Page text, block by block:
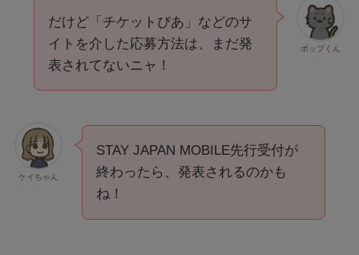
ポップくん
だけど「チケットぴあ」などのサ
イトを介した応募方法は、まだ発
表されてないニャ！
ケイちゃん
STAY JAPAN MOBILE先行受付が
終わったら、発表されるのかも
ね！